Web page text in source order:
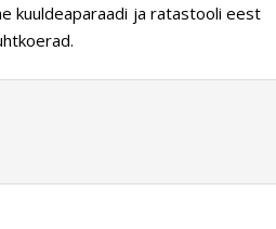
kuuldeaparaadi ja ratastooli eest